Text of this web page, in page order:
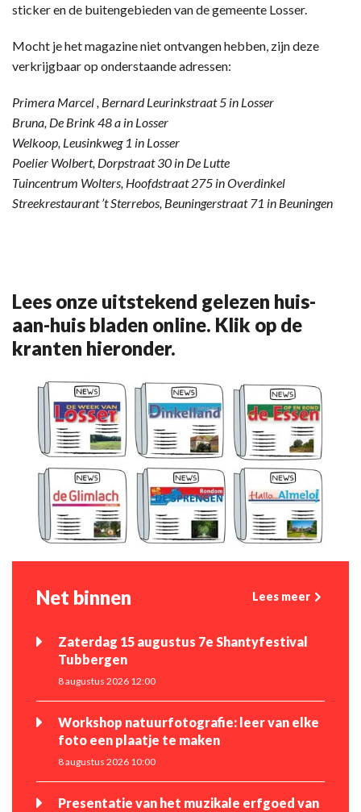
sticker en de buitengebieden van de gemeente Losser.
Mocht je het magazine niet ontvangen hebben, zijn deze
verkrijgbaar op onderstaande adressen:
Primera Marcel , Bernard Leurinkstraat 5 in Losser
Bruna, De Brink 48 a in Losser
Welkoop, Leusinkweg 1 in Losser
Poelier Wolbert, Dorpstraat 30 in De Lutte
Tuincentrum Wolters, Hoofdstraat 275 in Overdinkel
Streekrestaurant ’t Sterrebos, Beuningerstraat 71 in Beuningen
Lees onze uitstekend gelezen huis-
aan-huis bladen online. Klik op de
kranten hieronder.
Net binnen Lees meer
Zaterdag 15 augustus 7e Shantyfestival
Tubbergen
8 augustus 2026 12:00
Workshop natuurfotografie: leer van elke
foto een plaatje te maken
8 augustus 2026 10:00
Presentatie van het muzikale erfgoed van